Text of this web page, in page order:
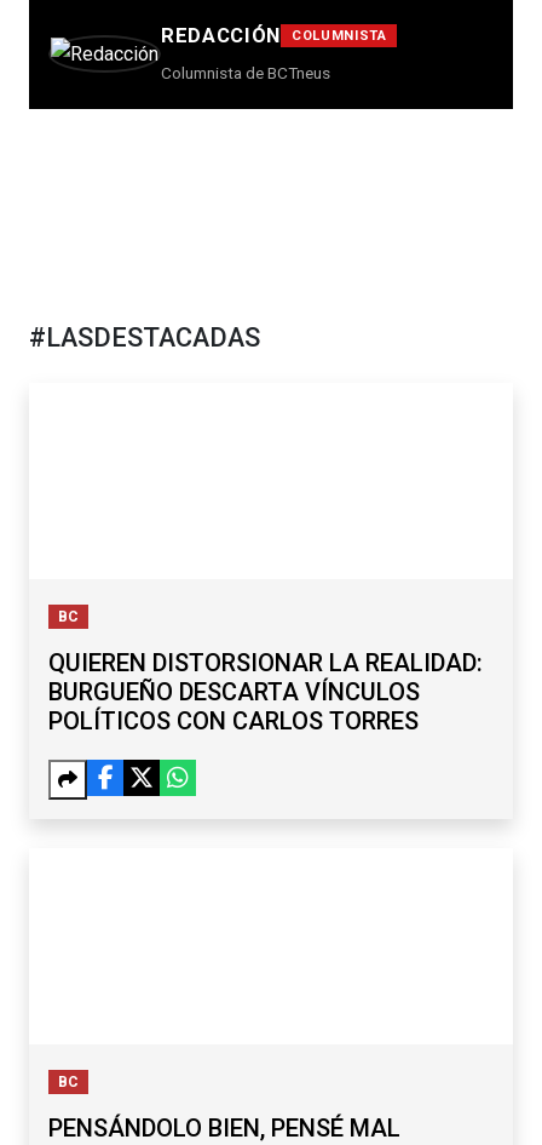
REDACCIÓN COLUMNISTA
Columnista de BCTneus
#LASDESTACADAS
BC
QUIEREN DISTORSIONAR LA REALIDAD:
BURGUEÑO DESCARTA VÍNCULOS
POLÍTICOS CON CARLOS TORRES
BC
PENSÁNDOLO BIEN, PENSÉ MAL